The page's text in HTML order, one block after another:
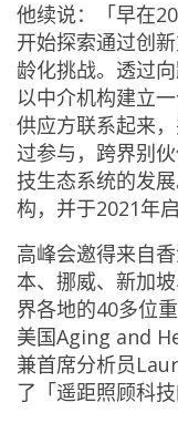
他续说：「早在
开始探索通过创
龄化挑战。透过
以中介机构建立
供应方联系起来
过参与，跨界别
技生态系统的发
构，并于2021年
高峰会邀得来自
本、挪威、新加
界各地的40多位
美国Aging and
兼首席分析员
了「遥距照顾科